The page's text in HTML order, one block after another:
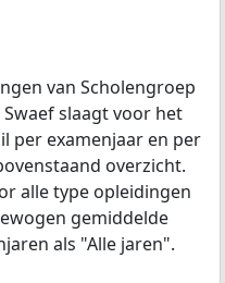
van Scholengroep
slaagt voor het
per examenjaar en per
overzicht.
alle type opleidingen
gemiddelde
als "Alle jaren".